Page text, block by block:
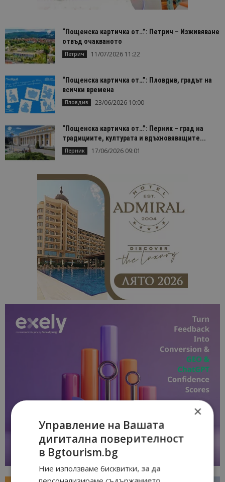
“Пощенска картичка от…”: Петрич – Изживяване
отвъд очакваното
Петрич 11/07/2026 11:22
“Пощенска картичка от…”: Пловдив, градът на
всички времена
Пловдив 23/06/2026 10:00
“Пощенска картичка от…”: Перник – град на
традициите, културата и вдъхновяващите...
Перник 17/06/2026 09:01
×
Управление на Вашата
дигитална поверителност
в Bgtourism.bg
Ние използваме бисквитки, за да